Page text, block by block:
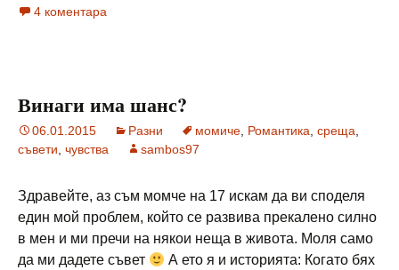
4 коментара
Винаги има шанс?
06.01.2015 Разни момиче Романтика среща
съвети чувства sambos97
Здравейте, аз съм момче на 17 искам да ви споделя
един мой проблем, който се развива прекалено силно
в мен и ми пречи на някои неща в живота. Моля само
да ми дадете съвет
А ето я и историята: Когато бях